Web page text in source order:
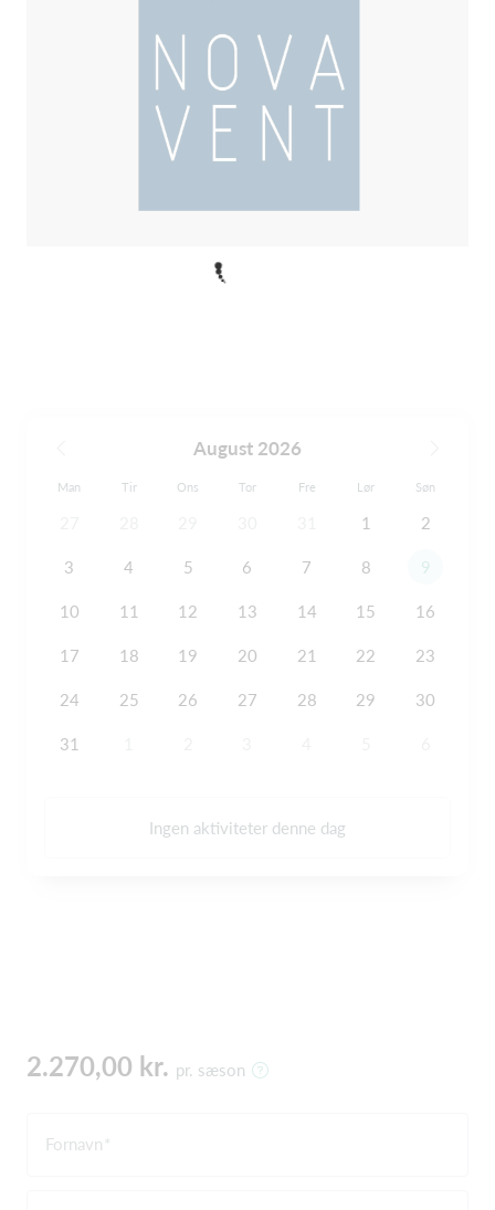
August 2026
Man Tir Ons Tor Fre Lør Søn
1 2
3 4 5 6 7 8 9
10 11 12 13 14 15 16
17 18 19 20 21 22 23
24 25 26 27 28 29 30
31
Ingen aktiviteter denne dag
2.270,00 kr. pr. sæson
Fornavn